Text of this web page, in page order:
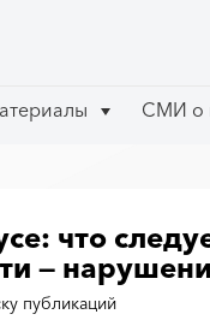
СМИ о
СМИ о
что
—
публикаций